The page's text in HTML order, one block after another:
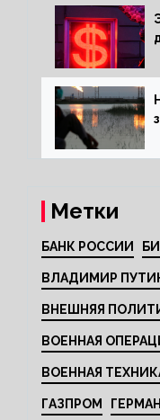
Метки
БАНК РОССИИ
ВЛАДИМИР
ВНЕШНЯЯ
ВОЕННАЯ
ВОЕННАЯ
ГАЗПРОМ